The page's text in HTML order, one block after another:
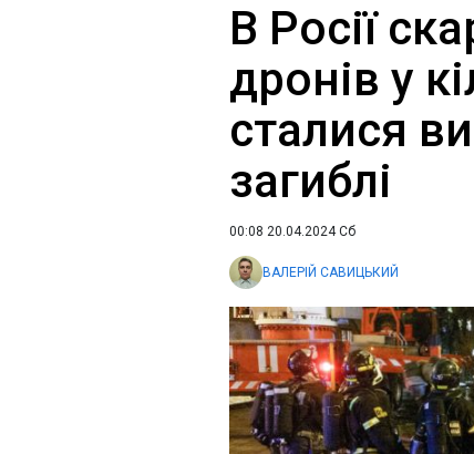
В Росії
дронів у
сталися
загиблі
00:08 20.04.2024 Сб
ВАЛЕРІЙ САВИЦЬКИЙ